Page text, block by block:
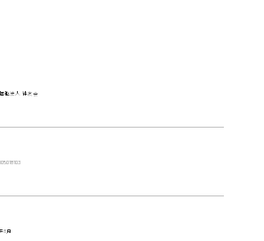
祉法人 絆友会
8月